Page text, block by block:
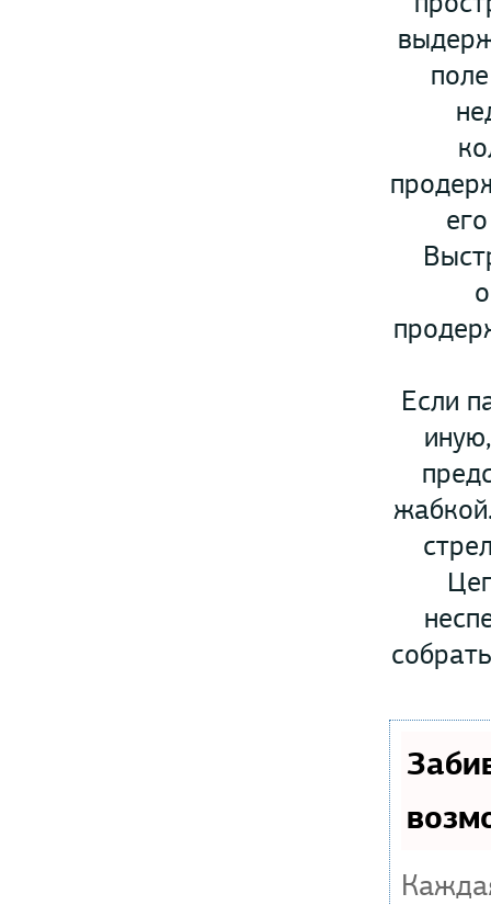
Если